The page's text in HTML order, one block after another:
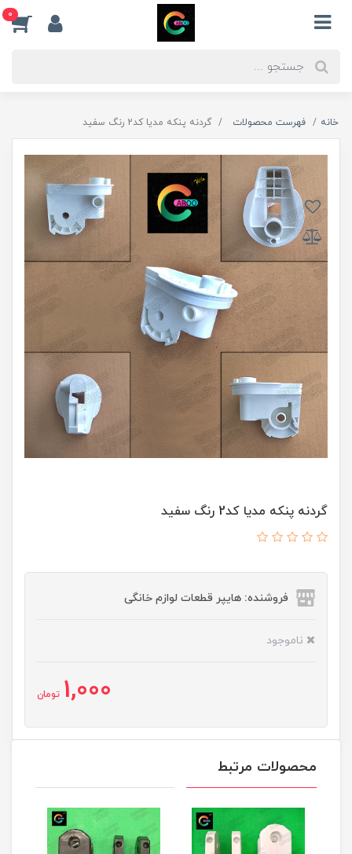
0
خانه فهرست محصولات گردنه پنکه مدیا کد2 رنگ سفید
گردنه پنکه مدیا کد2 رنگ سفید
فروشنده: هایپر قطعات لوازم خانگی
ناموجود
1,000 تومان
محصولات مرتبط